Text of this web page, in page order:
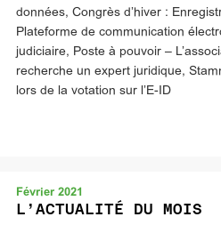
données, Congrès d’hiver :
Plateforme de communication
judiciaire, Poste à pouvoir –
recherche un expert juridique,
lors de la votation sur l’E-ID
Février 2021
L’ACTUALITÉ DU MOIS